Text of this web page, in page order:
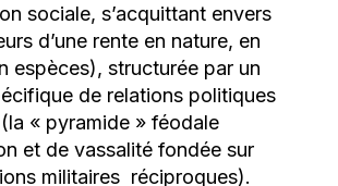
sociale, s’acquittant envers
d’une rente en nature, en
espèces), structurée par un
de relations politiques
« pyramide » féodale
et de vassalité fondée sur
militaires réciproques).